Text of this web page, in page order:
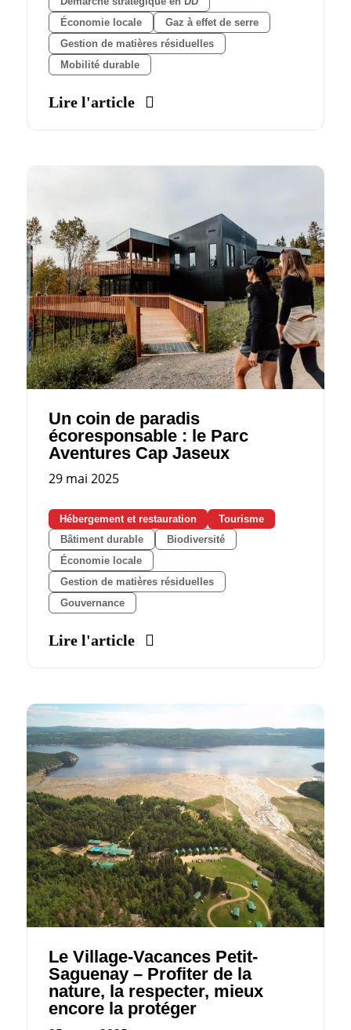
Économie locale
Gaz à effet de serre
Gestion de matières résiduelles
Mobilité durable
Lire l'article
Un coin de paradis
écoresponsable : le Parc
Aventures Cap Jaseux
29 mai 2025
Hébergement et restauration
Tourisme
Bâtiment durable
Biodiversité
Économie locale
Gestion de matières résiduelles
Gouvernance
Lire l'article
Le Village-Vacances Petit-
Saguenay – Profiter de la
nature, la respecter, mieux
encore la protéger